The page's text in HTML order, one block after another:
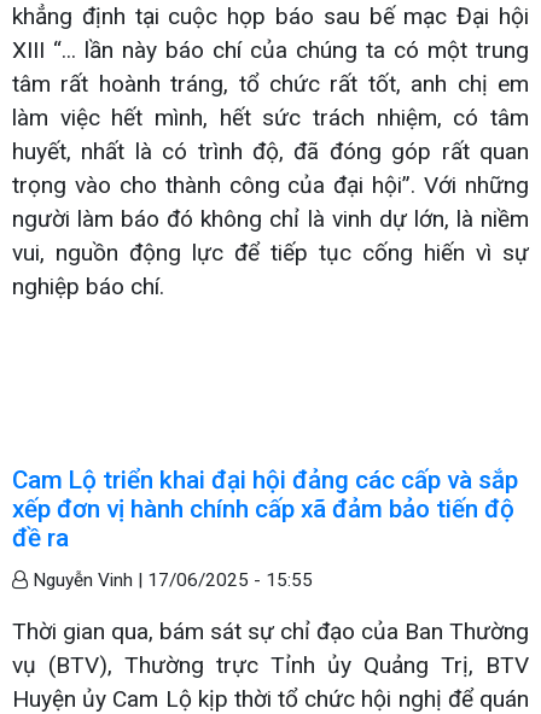
khẳng định tại cuộc họp báo sau bế mạc Đại hội
XIII “... lần này báo chí của chúng ta có một trung
tâm rất hoành tráng, tổ chức rất tốt, anh chị em
làm việc hết mình, hết sức trách nhiệm, có tâm
huyết, nhất là có trình độ, đã đóng góp rất quan
trọng vào cho thành công của đại hội”. Với những
người làm báo đó không chỉ là vinh dự lớn, là niềm
vui, nguồn động lực để tiếp tục cống hiến vì sự
nghiệp báo chí.
Cam Lộ triển khai đại hội đảng các cấp và sắp
xếp đơn vị hành chính cấp xã đảm bảo tiến độ
đề ra
Nguyễn Vinh | 17/06/2025 - 15:55
Thời gian qua, bám sát sự chỉ đạo của Ban Thường
vụ (BTV), Thường trực Tỉnh ủy Quảng Trị, BTV
Huyện ủy Cam Lộ kịp thời tổ chức hội nghị để quán